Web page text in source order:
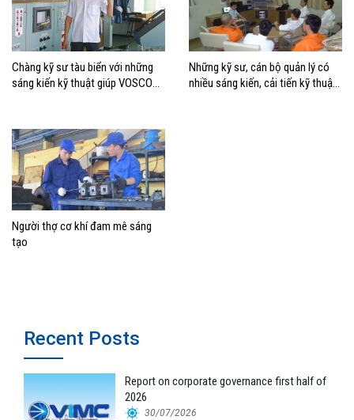
Chàng kỹ sư tàu biển với những
sáng kiến kỹ thuật giúp VOSCO
Những kỹ sư, cán bộ quản lý có
nhiều sáng kiến, cải tiến kỹ thuật
Người thợ cơ khí đam mê sáng
tạo
Recent Posts
Report on corporate governance first half of
2026
30/07/2026